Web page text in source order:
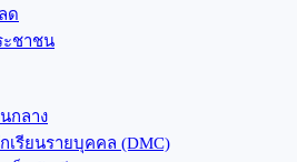
ด
ะชาชน
กลาง
เรียนรายบุคคล (DMC)